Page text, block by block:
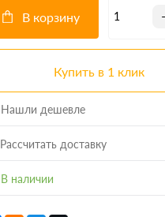
В корзину
Купить в 1 клик
Нашли дешевле
Рассчитать доставку
В наличии